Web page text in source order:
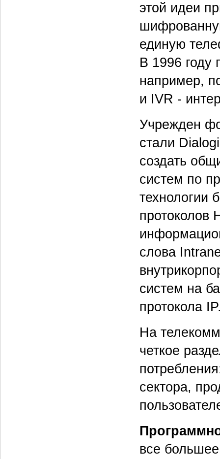
этой идеи
единую
В 1996 году
например,
и IVR -
Учрежден
стали
создать
систем по
технологии
протоколов
слова
систем на
протокола
На
четкое
сектора,
все большее